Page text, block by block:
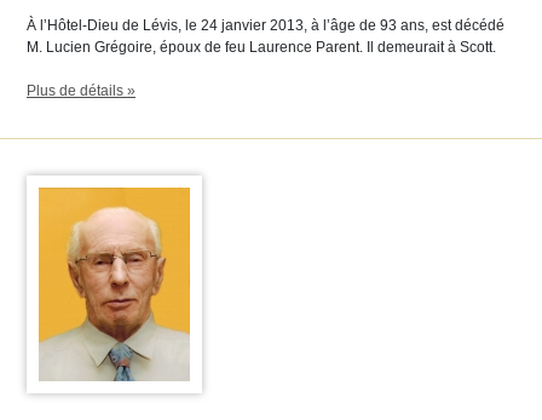
À l’Hôtel-Dieu de Lévis, le 24 janvier 2013, à l’âge de 93 ans, est décédé
M. Lucien Grégoire, époux de feu Laurence Parent. Il demeurait à Scott.
Plus de détails »